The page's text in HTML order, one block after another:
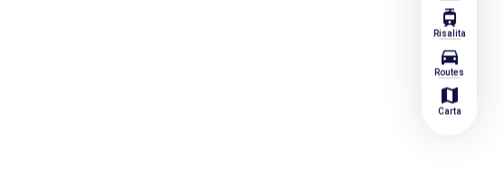
tram
Risalita
directions_car
Routes
map
Carta